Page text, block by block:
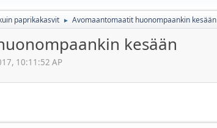
paprikakasvit ► Avomaantomaatit huonompaankin kesään
kesään
10:11:52 AP